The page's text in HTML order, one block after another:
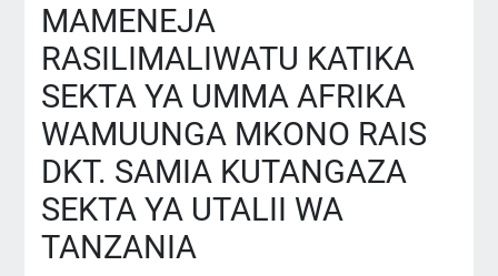
MAMENEJA
RASILIMALIWATU KATIKA
SEKTA YA UMMA AFRIKA
WAMUUNGA MKONO RAIS
DKT. SAMIA KUTANGAZA
SEKTA YA UTALII WA
TANZANIA